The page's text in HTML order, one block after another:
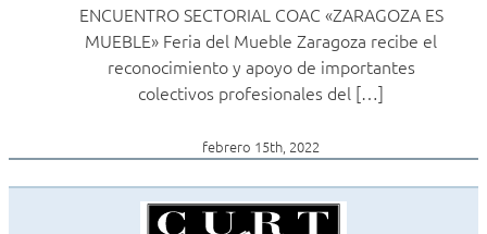
ENCUENTRO SECTORIAL COAC «ZARAGOZA ES
MUEBLE» Feria del Mueble Zaragoza recibe el
reconocimiento y apoyo de importantes
colectivos profesionales del […]
febrero 15th, 2022